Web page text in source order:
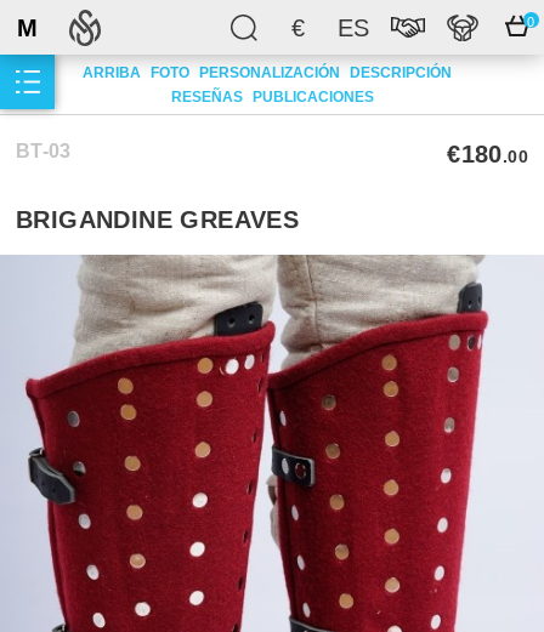
€ ES 0
M
ARRIBA FOTO PERSONALIZACIÓN
DESCRIPCIÓN
RESEÑAS
PUBLICACIONES
BT-03 €180.00
BRIGANDINE GREAVES